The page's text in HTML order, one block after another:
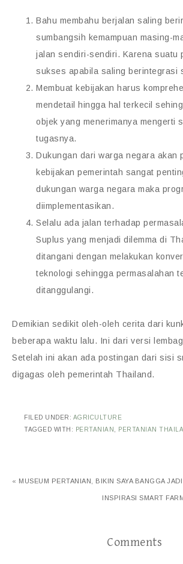
Bahu membahu berjalan saling
sumbangsih kemampuan masing-
jalan sendiri-sendiri. Karena suatu
sukses apabila saling berintegrasi
Membuat kebijakan harus
mendetail hingga hal terkecil
objek yang menerimanya mengerti
tugasnya.
Dukungan dari warga negara akan
kebijakan pemerintah sangat
dukungan warga negara maka
diimplementasikan.
Selalu ada jalan terhadap
Suplus yang menjadi dilemma di
ditangani dengan melakukan
teknologi sehingga permasalahan
ditanggulangi.
Demikian sedikit oleh-oleh cerita dari
beberapa waktu lalu. Ini dari versi
Setelah ini akan ada postingan dari sisi
digagas oleh pemerintah Thailand.
FILED UNDER: AGRICULTURE
TAGGED WITH:
PERTANIAN PERTANIAN
« MUSEUM PERTANIAN, BIKIN SAYA BANGGA
INSPIRASI SMART
Comments